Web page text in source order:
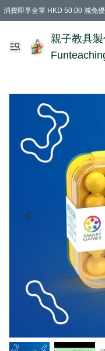
消費即享全單 HKD 50.00 減免優
購物滿 HKD 699.00即享免運費
凡購物滿HKD 699.00，即享免
親子教具